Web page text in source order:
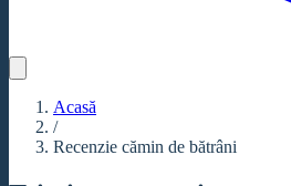
Acasă
/
Recenzie cămin de bătrâni